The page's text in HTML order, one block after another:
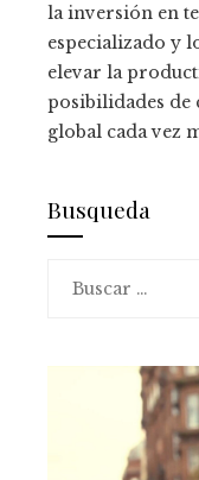
la inversión en
especializado y
elevar la
posibilidades de
global cada vez
Busqueda